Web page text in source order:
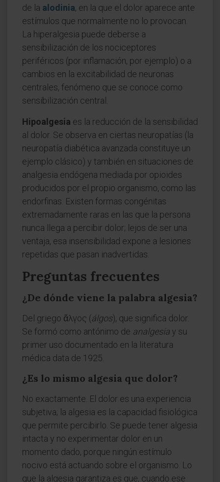
de la alodinia, en la que el dolor aparece ante
estímulos que normalmente no lo provocan.
La hiperalgesia puede deberse a
sensibilización de los nociceptores
periféricos (por inflamación, por ejemplo) o a
cambios en la excitabilidad de neuronas
centrales, fenómeno que se conoce como
sensibilización central.
Hipoalgesia es la reducción de la sensibilidad
al dolor. Se observa en ciertas neuropatías (la
neuropatía diabética avanzada constituye un
ejemplo clásico) y también en situaciones de
analgesia endógena mediada por opioides
producidos por el propio organismo, como las
endorfinas. Existen formas congénitas
extremadamente raras en las que la persona
nunca llega a percibir dolor; lejos de ser una
ventaja, esa insensibilidad expone a lesiones
repetidas que pasan inadvertidas.
Preguntas frecuentes
¿De dónde viene la palabra algesia?
Del griego ἄλγος (álgos), que significa dolor.
Se formó como antónimo de analgesiay su
primer uso documentado en la literatura
médica data de 1925.
¿Es lo mismo algesia que dolor?
No exactamente. El dolor es una experiencia
subjetiva; la algesia es la capacidad fisiológica
que permite percibirlo. Se puede tener algesia
intacta y no experimentar dolor en un
momento dado, porque ningún estímulo
nocivo está actuando sobre el organismo. Lo
que la algesia garantiza es que, cuando ese